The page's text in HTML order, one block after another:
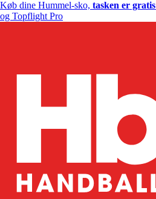
Køb dine Hummel-sko, tasken er gratis
og Topflight Pro